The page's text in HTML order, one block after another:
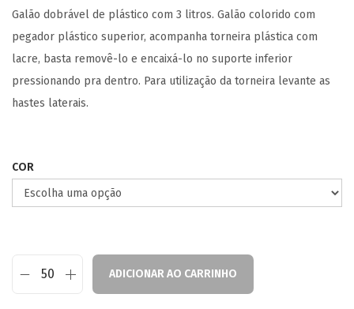
Galão dobrável de plástico com 3 litros. Galão colorido com
pegador plástico superior, acompanha torneira plástica com
lacre, basta removê-lo e encaixá-lo no suporte inferior
pressionando pra dentro. Para utilização da torneira levante as
hastes laterais.
COR
ADICIONAR AO CARRINHO